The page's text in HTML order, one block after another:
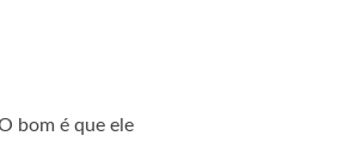
bom é que ele